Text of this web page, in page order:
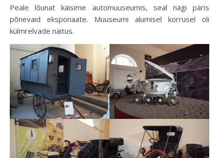
Peale lõunat käisime automuuseumis, seal nägi päris
põnevaid eksponaate. Muuseumi alumisel korrusel oli
külmrelvade näitus.